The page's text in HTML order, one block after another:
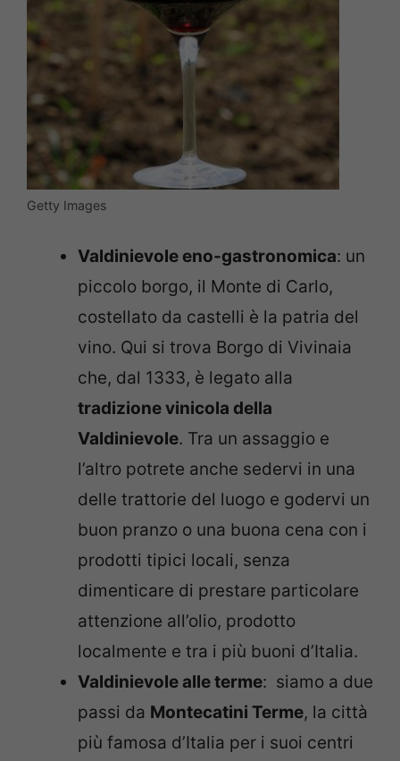
Getty Images
Valdinievole eno-gastronomica: un
piccolo borgo, il Monte di Carlo,
costellato da castelli è la patria del
vino. Qui si trova Borgo di Vivinaia
che, dal 1333, è legato alla
tradizione vinicola della
Valdinievole. Tra un assaggio e
l’altro potrete anche sedervi in una
delle trattorie del luogo e godervi un
buon pranzo o una buona cena con i
prodotti tipici locali, senza
dimenticare di prestare particolare
attenzione all’olio, prodotto
localmente e tra i più buoni d’Italia.
Valdinievole alle terme: siamo a due
passi da Montecatini Terme, la città
più famosa d’Italia per i suoi centri